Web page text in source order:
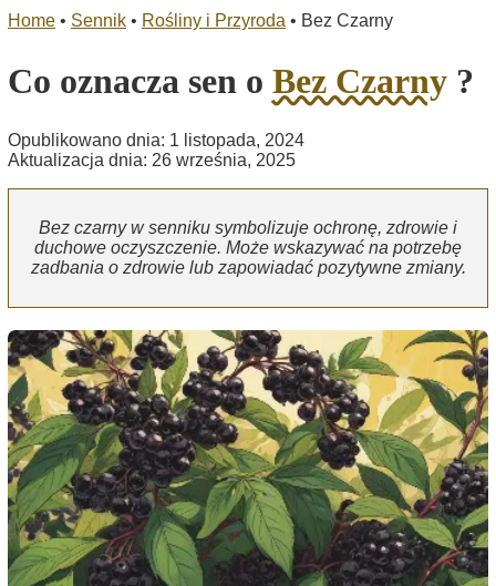
Home • Sennik • Rośliny i Przyroda • Bez Czarny
Co oznacza sen o Bez Czarny ?
Opublikowano dnia: 1 listopada, 2024
Aktualizacja dnia: 26 września, 2025
Bez czarny w senniku symbolizuje ochronę, zdrowie i
duchowe oczyszczenie. Może wskazywać na potrzebę
zadbania o zdrowie lub zapowiadać pozytywne zmiany.